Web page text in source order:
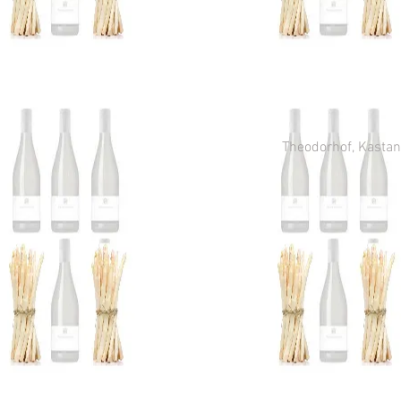
Theodorhof,